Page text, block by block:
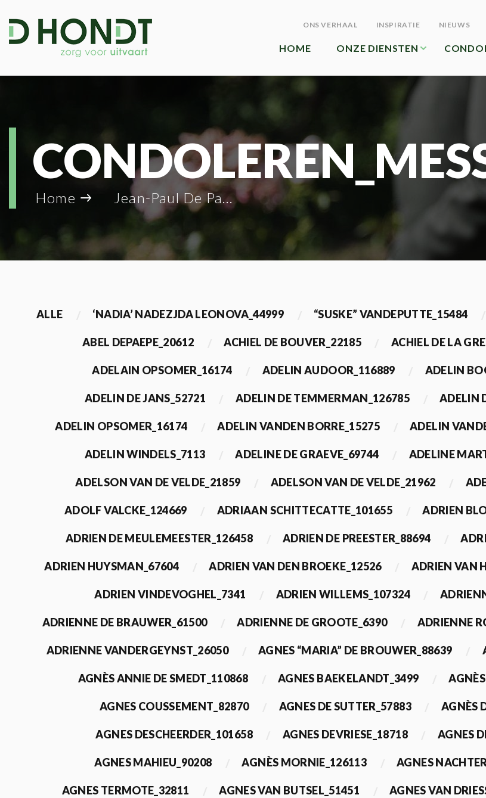
ONS VERHAAL INSPIRATIE NIEUWS
HOME ONZE DIENSTEN
Home Jean-Paul De Paepe_29029
ALLE ‘NADIA’ NADEZJDA LEONOVA_44999 “SUSKE” VANDEPUTTE_15484
ABEL DEPAEPE_20612 ACHIEL DE BOUVER_22185 ACHIEL DE LA
ADELAIN OPSOMER_16174 ADELIN AUDOOR_116889 ADELIN
ADELIN DE JANS_52721 ADELIN DE TEMMERMAN_126785 ADELIN
ADELIN OPSOMER_16174 ADELIN VANDEN BORRE_15275 ADELIN
ADELIN WINDELS_7113 ADELINE DE GRAEVE_69744 ADELINE
ADELSON VAN DE VELDE_21859 ADELSON VAN DE VELDE_21962
ADOLF VALCKE_124669 ADRIAAN SCHITTECATTE_101655 ADRIEN
ADRIEN DE MEULEMEESTER_126458 ADRIEN DE PREESTER_88694
ADRIEN HUYSMAN_67604 ADRIEN VAN DEN BROEKE_12526 ADRIEN VAN
ADRIEN VINDEVOGHEL_7341 ADRIEN WILLEMS_107324
ADRIENNE DE BRAUWER_61500 ADRIENNE DE GROOTE_6390 ADRIENNE
ADRIENNE VANDERGEYNST_26050 AGNES “MARIA” DE BROUWER_88639
AGNÈS ANNIE DE SMEDT_110868 AGNES BAEKELANDT_3499
AGNES COUSSEMENT_82870 AGNES DE SUTTER_57883 AGNÈS
AGNES DESCHEERDER_101658 AGNES DEVRIESE_18718 AGNES
AGNES MAHIEU_90208 AGNÈS MORNIE_126113 AGNES
AGNES TERMOTE_32811 AGNES VAN BUTSEL_51451 AGNES VAN